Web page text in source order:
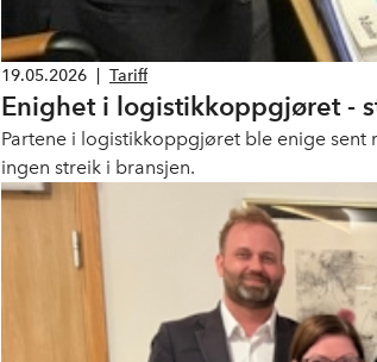
19.05.2026 Tariff
Enighet i logistikkoppgjøret -
Partene i logistikkoppgjøret ble enige sent
ingen streik i bransjen.